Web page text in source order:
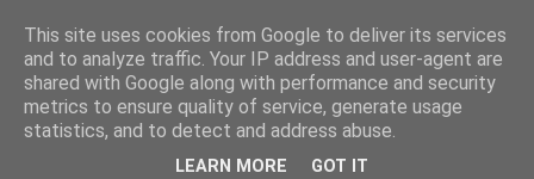
This site uses cookies from Google to deliver its services
and to analyze traffic. Your IP address and user-agent are
shared with Google along with performance and security
metrics to ensure quality of service, generate usage
statistics, and to detect and address abuse.
LEARN MORE GOT IT